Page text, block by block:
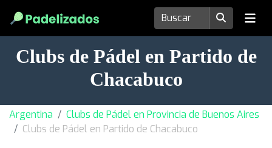
Clubs de Pádel en Partido de
Chacabuco
Argentina
Clubs de Pádel en Provincia de Buenos Aires
Clubs de Pádel en Partido de Chacabuco